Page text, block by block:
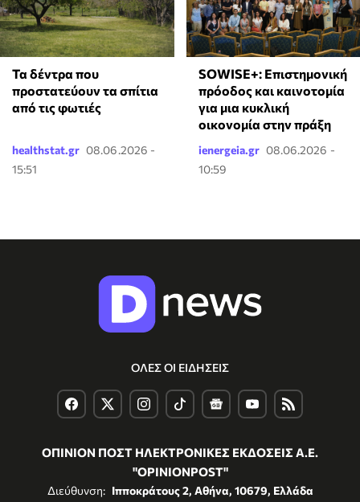
Τα δέντρα που
προστατεύουν τα σπίτια
από τις φωτιές
healthstat.gr 08.06.2026 -
15:51
SOWISE+: Επιστημονική
πρόοδος και καινοτομία
για μια κυκλική
οικονομία στην πράξη
ienergeia.gr 08.06.2026 -
10:59
ΟΛΕΣ ΟΙ ΕΙΔΗΣΕΙΣ
ΟΠΙΝΙΟΝ ΠΟΣΤ ΗΛΕΚΤΡΟΝΙΚΕΣ ΕΚΔΟΣΕΙΣ Α.Ε.
"OPINIONPOST"
Διεύθυνση: Ιπποκράτους 2, Αθήνα, 10679, Ελλάδα